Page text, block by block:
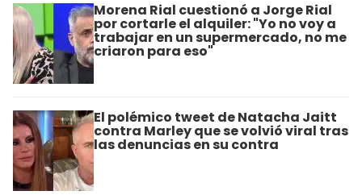
Morena Rial cuestionó a Jorge Rial
por cortarle el alquiler: "Yo no voy a
trabajar en un supermercado, no me
criaron para eso"
El polémico tweet de Natacha Jaitt
contra Marley que se volvió viral tras
las denuncias en su contra